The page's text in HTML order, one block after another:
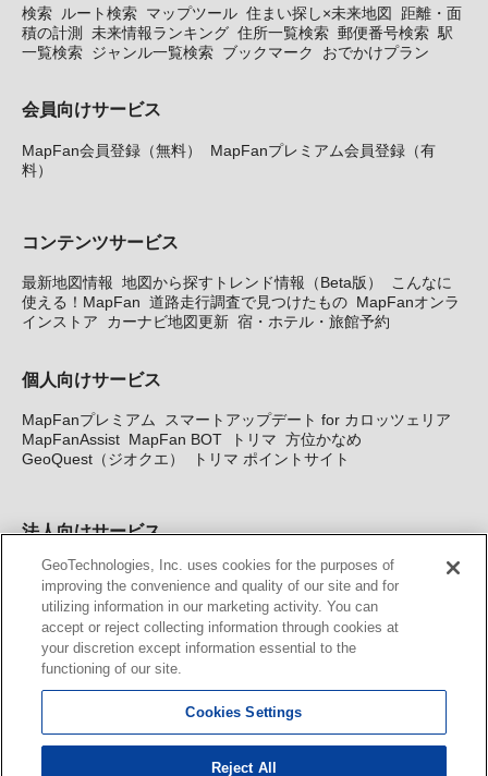
検索 ルート検索 マップツール 住まい探し×未来地図
距離・面
積の計測
未来情報ランキング 住所一覧検索 郵便番号検索 駅
一覧検索 ジャンル一覧検索 ブックマーク おでかけプラン
会員向けサービス
MapFan会員登録（無料）
MapFanプレミアム会員登録（有
料）
コンテンツサービス
最新地図情報 地図から探すトレンド情報（Beta版）
こんなに
使える！MapFan 道路走行調査で見つけたもの MapFanオンラ
インストア
カーナビ地図更新 宿・ホテル・旅館予約
個人向けサービス
MapFanプレミアム
スマートアップデート for カロッツェリア
MapFanAssist MapFan BOT トリマ 方位かなめ
GeoQuest（ジオクエ）
トリマ ポイントサイト
法人向けサービス
法人向け地図・位置情報サービス WEBサイト・システム向け地
図API Windows PC向け地図開発キット MapFan DB 住所確認
サービス
MAP WORLD+ トリマ広告 Geo-Research
カーナビ地図更新サービス
MapFan スマートメンバーズ
KENWOOD MapFan Club
GeoTechnologies, Inc. uses cookies for the purposes of
improving the convenience and quality of our site and for
utilizing information in our marketing activity. You can
accept or reject collecting information through cookies at
your discretion except information essential to the
functioning of our site.
Cookies Settings
Reject All